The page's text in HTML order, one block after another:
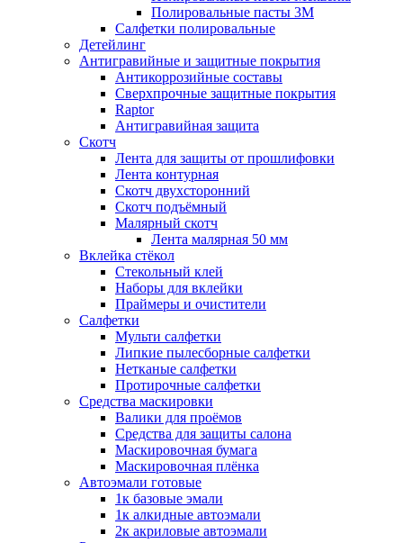
Полировальные пасты 3M
Салфетки полировальные
Детейлинг
Антигравийные и защитные покрытия
Антикоррозийные составы
Сверхпрочные защитные покрытия
Raptor
Антигравийная защита
Скотч
Лента для защиты от прошлифовки
Лента контурная
Скотч двухсторонний
Скотч подъёмный
Малярный скотч
Лента малярная 50 мм
Вклейка стёкол
Стекольный клей
Наборы для вклейки
Праймеры и очистители
Салфетки
Мульти салфетки
Липкие пылесборные салфетки
Нетканые салфетки
Протирочные салфетки
Средства маскировки
Валики для проёмов
Средства для защиты салона
Маскировочная бумага
Маскировочная плёнка
Автоэмали готовые
1к базовые эмали
1к алкидные автоэмали
2к акриловые автоэмали